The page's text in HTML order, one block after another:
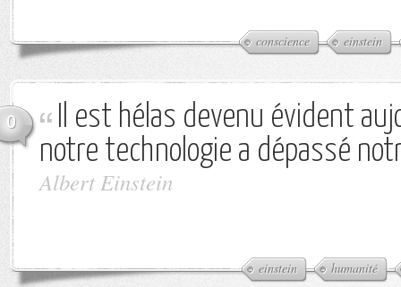
conscience einstein
0
Il est hélas devenu évident
notre technologie a dépassé
Albert Einstein
einstein humanité